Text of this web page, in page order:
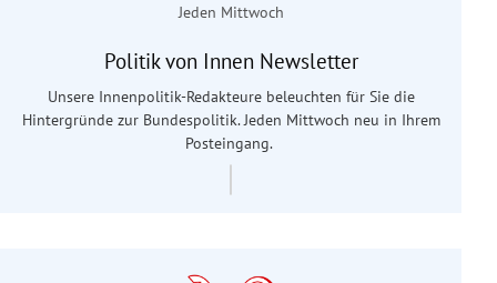
Jeden Mittwoch
Politik von Innen Newsletter
Unsere Innenpolitik-Redakteure beleuchten für Sie die
Hintergründe zur Bundespolitik. Jeden Mittwoch neu in Ihrem
Posteingang.